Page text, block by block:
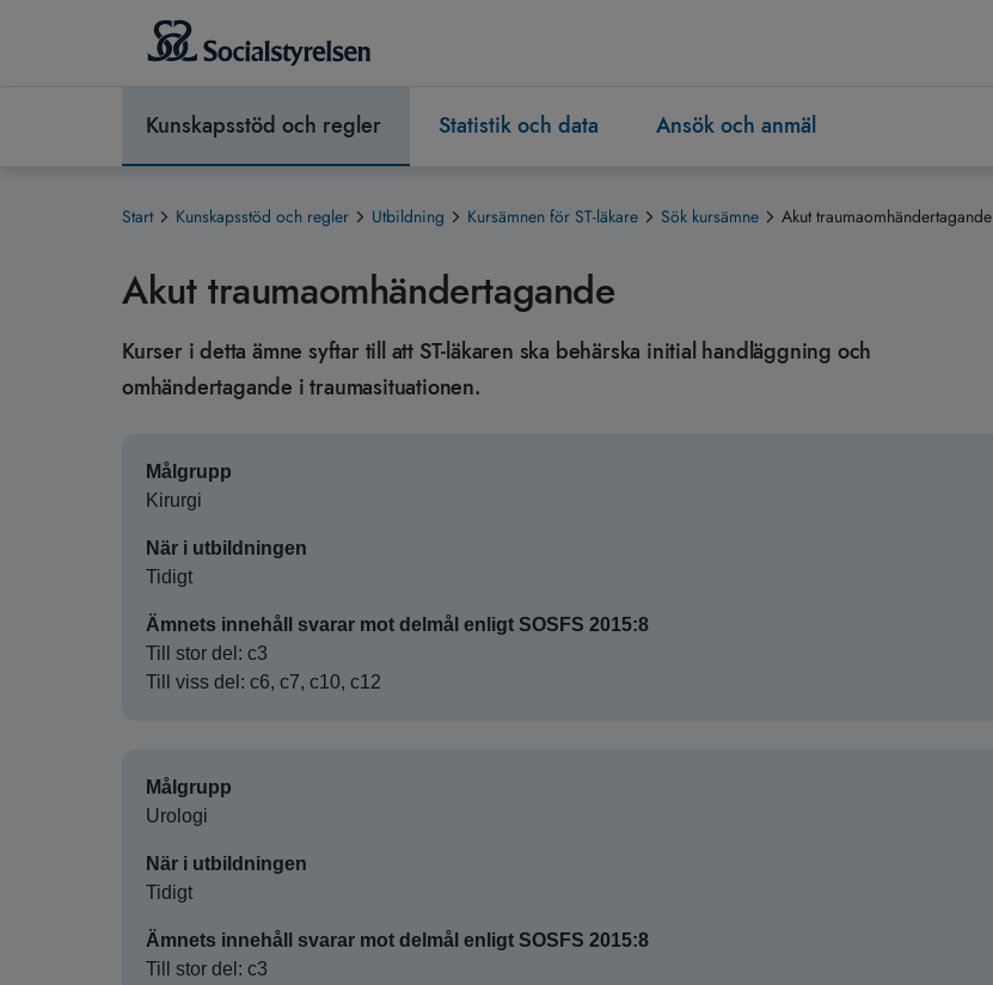
Kunskapsstöd och regler Statistik och data Ansök och anmäl
Start Kunskapsstöd och regler Utbildning Kursämnen för ST-läkare Sök kursämne Akut traumaomhändertagande
Akut traumaomhändertagande
Kurser i detta ämne syftar till att ST-läkaren ska behärska initial handläggning och
omhändertagande i traumasituationen.
Målgrupp
Kirurgi
När i utbildningen
Tidigt
Ämnets innehåll svarar mot delmål enligt SOSFS 2015:8
Till stor del: c3
Till viss del: c6, c7, c10, c12
Målgrupp
Urologi
När i utbildningen
Tidigt
Ämnets innehåll svarar mot delmål enligt SOSFS 2015:8
Till stor del: c3